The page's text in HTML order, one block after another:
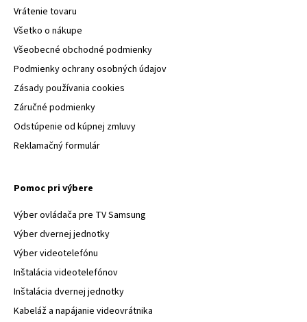
Vrátenie tovaru
Všetko o nákupe
Všeobecné obchodné podmienky
Podmienky ochrany osobných údajov
Zásady používania cookies
Záručné podmienky
Odstúpenie od kúpnej zmluvy
Reklamačný formulár
Pomoc pri výbere
Výber ovládača pre TV Samsung
Výber dvernej jednotky
Výber videotelefónu
Inštalácia videotelefónov
Inštalácia dvernej jednotky
Kabeláž a napájanie videovrátnika